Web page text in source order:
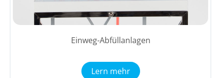
Einweg-Abfüllanlagen
Lern mehr